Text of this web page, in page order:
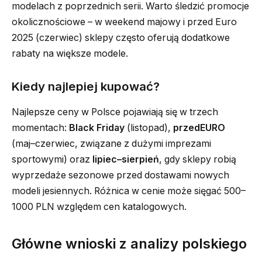
modelach z poprzednich serii. Warto śledzić promocje
okolicznościowe – w weekend majowy i przed Euro
2025 (czerwiec) sklepy często oferują dodatkowe
rabaty na większe modele.
Kiedy najlepiej kupować?
Najlepsze ceny w Polsce pojawiają się w trzech
momentach: Black Friday (listopad), przedEURO
(maj–czerwiec, związane z dużymi imprezami
sportowymi) oraz lipiec–sierpień, gdy sklepy robią
wyprzedaże sezonowe przed dostawami nowych
modeli jesiennych. Różnica w cenie może sięgać 500–
1000 PLN względem cen katalogowych.
Główne wnioski z analizy polskiego